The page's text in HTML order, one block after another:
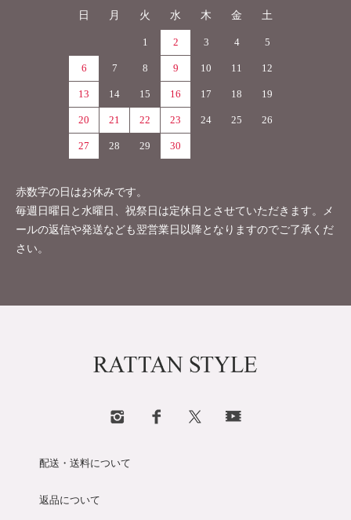
日 月 火 水 木 金 土
1 2 3 4 5
6 7 8 9 10 11 12
13 14 15 16 17 18 19
20 21 22 23 24 25 26
27 28 29 30
赤数字の日はお休みです。
毎週日曜日と水曜日、祝祭日は定休日とさせていただきます。メ
ールの返信や発送なども翌営業日以降となりますのでご了承くだ
さい。
配送・送料について
返品について